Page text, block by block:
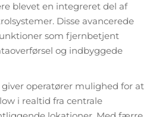
blevet en integreret del af
Disse avancerede
som fjernbetjent
og indbyggede
operatører mulighed for at
i realtid fra centrale